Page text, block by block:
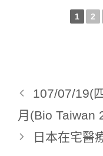
1 2
107/07/19(
月(Bio Taiwan
日本在宅醫